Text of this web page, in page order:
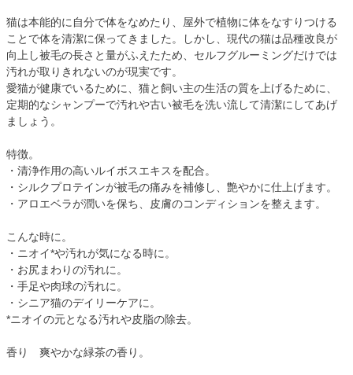
猫は本能的に自分で体をなめたり、屋外で植物に体をなすりつける
ことで体を清潔に保ってきました。しかし、現代の猫は品種改良が
向上し被毛の長さと量がふえたため、セルフグルーミングだけでは
汚れが取りきれないのが現実です。
愛猫が健康でいるために、猫と飼い主の生活の質を上げるために、
定期的なシャンプーで汚れや古い被毛を洗い流して清潔にしてあげ
ましょう。
特徴。
・清浄作用の高いルイボスエキスを配合。
・シルクプロテインが被毛の痛みを補修し、艶やかに仕上げます。
・アロエベラが潤いを保ち、皮膚のコンディションを整えます。
こんな時に。
・ニオイ*や汚れが気になる時に。
・お尻まわりの汚れに。
・手足や肉球の汚れに。
・シニア猫のデイリーケアに。
*ニオイの元となる汚れや皮脂の除去。
香り 爽やかな緑茶の香り。